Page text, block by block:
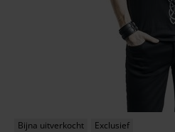
Bijna uitverkocht
Exclusief